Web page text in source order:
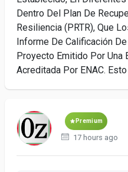
Dentro Del Plan De
Resiliencia (PRTR), Que
Informe De Calificación
Proyecto Emitido Por Una
Acreditada Por ENAC.
Premium
17 hours ago